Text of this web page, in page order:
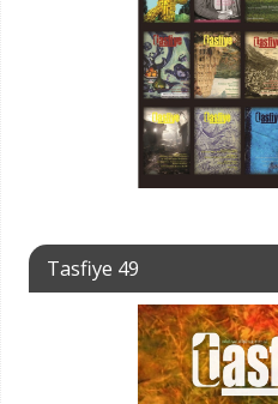
Tasfiye 49